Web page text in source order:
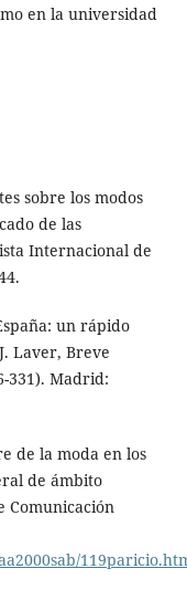
en la universidad
sobre los modos
de las
Internacional de
un rápido
Laver, Breve
331). Madrid:
de la moda en los
de ámbito
Comunicación